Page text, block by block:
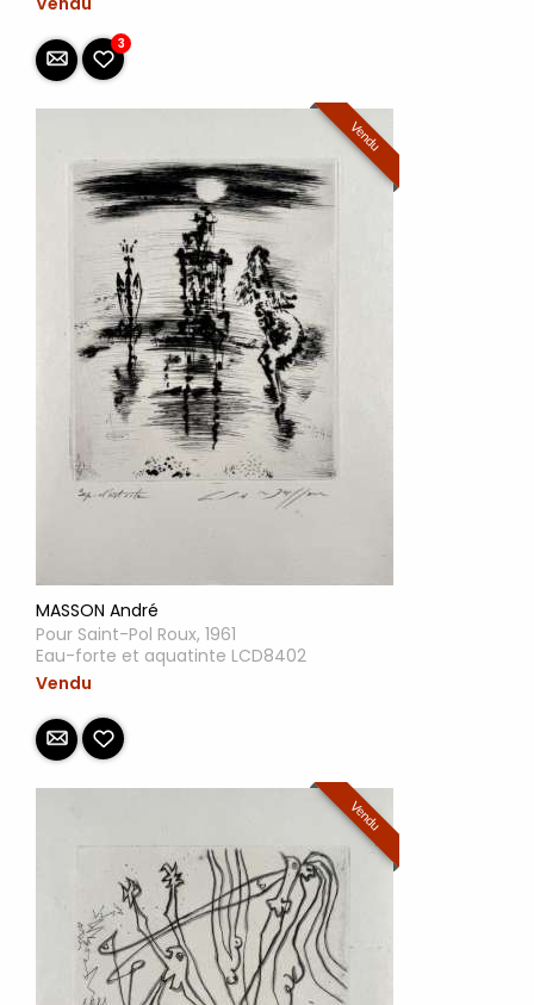
3
Vendu
MASSON André
Pour Saint-Pol Roux, 1961
Eau-forte et aquatinte LCD8402
Vendu
Vendu